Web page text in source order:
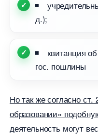
д.);
квитанция
ос. пошлины
Но так же согласно
образовании»
деятельность могут